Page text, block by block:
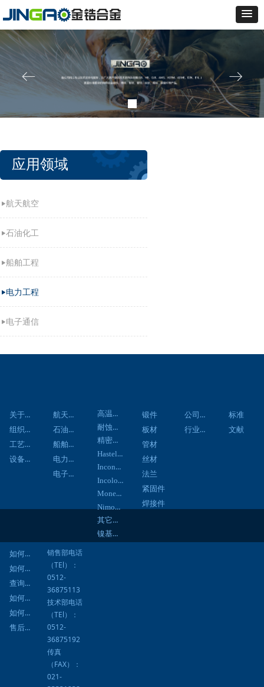
ꂃ ꁹ
应用领域
航天航空
石油化工
船舶工程
电力工程
电子通信
销售部电话
（TEl）：
0512-
36875113
技术部电话
（TEl）：
0512-
36875192
传真
（FAX）：
021-
关于我们
组织架构
工艺流程
设备展示
航天航空
石油化工
船舶工程
电力工程
电子通信
高温合金
耐蚀合金
精密合金
Hastelloy合金
Inconel合金
Incoloy合金
Monel合金
Nimonic合金
其它合金
镍基焊材
公司新闻
行业新闻
标准
文献
如何询价
如何订购
查询进度
如何结算
如何提货
售后服务
锻件
板材
管材
丝材
法兰
紧固件
焊接件